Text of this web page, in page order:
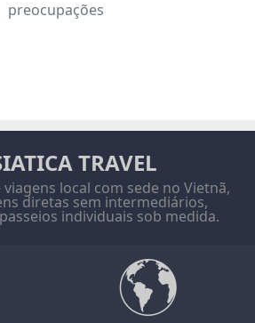
preocupações
TRAVEL
local com sede no Vietnã,
diretas sem intermediários,
individuais sob medida.